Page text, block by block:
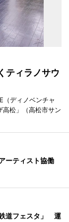
ティラノサウ
（ディノベンチャ
高松」（高松市サン
ーティスト協働
道フェスタ」 運